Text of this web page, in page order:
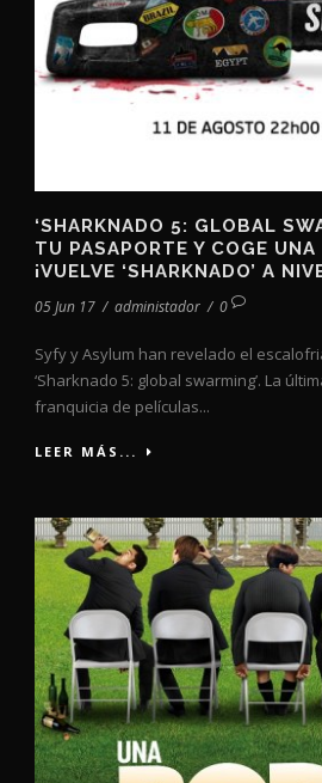
‘SHARKNADO 5: GLOBAL
TU PASAPORTE Y COGE
¡VUELVE ‘SHARKNADO’ A
05 Jun 17 / administador / 0
Syfy y Asylum han revelado el
‘Sharknado 5: global swarming’. La
franquicia de películas...
LEER MÁS...